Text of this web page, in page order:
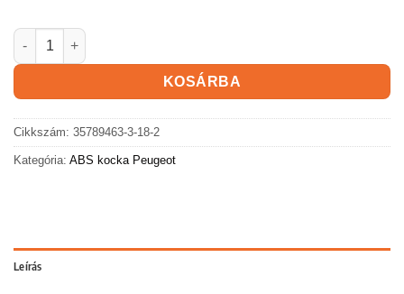
PEUGEOT PARTNER ABS kocka mennyiség
KOSÁRBA
Cikkszám: 35789463-3-18-2
Kategória: ABS kocka Peugeot
Leírás